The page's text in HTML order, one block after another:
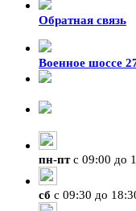
Обратная связь
Военное шоссе
пн-птс 09:00 до
сб с 09:30 до